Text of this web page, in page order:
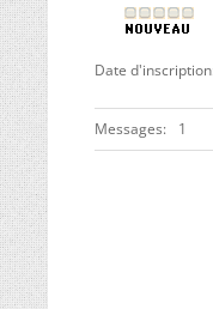
Date d'inscription
Messages 1